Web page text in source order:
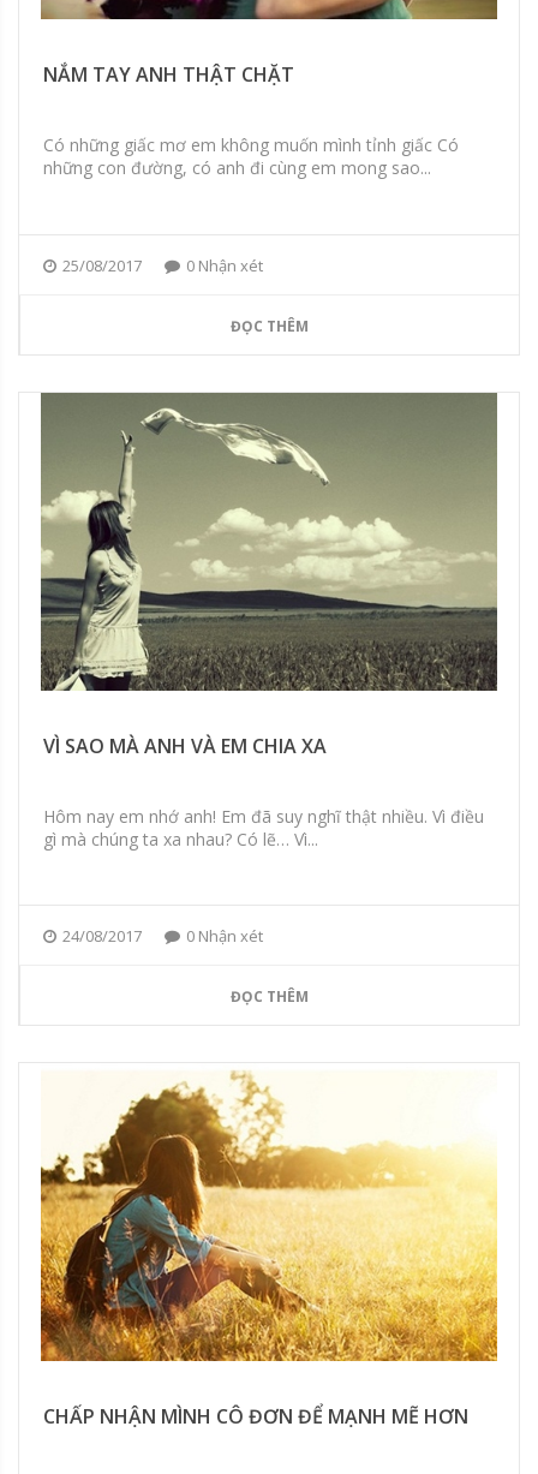
NẮM TAY ANH THẬT CHẶT
Có những giấc mơ em không muốn mình tỉnh giấc Có
những con đường, có anh đi cùng em mong sao...
25/08/2017 0 Nhận xét
ĐỌC THÊM
VÌ SAO MÀ ANH VÀ EM CHIA XA
Hôm nay em nhớ anh! Em đã suy nghĩ thật nhiều. Vì điều
gì mà chúng ta xa nhau? Có lẽ… Vì...
24/08/2017 0 Nhận xét
ĐỌC THÊM
CHẤP NHẬN MÌNH CÔ ĐƠN ĐỂ MẠNH MẼ HƠN